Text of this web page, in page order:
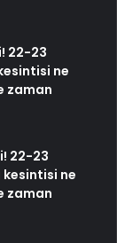
22-23
ne
zaman
22-23
kesintisi ne
zaman